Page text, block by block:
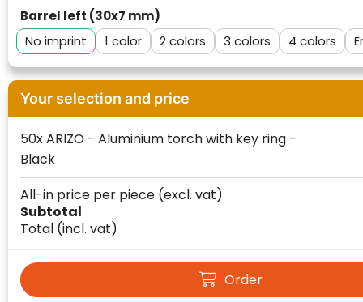
Barrel left (30x7 mm)
No imprint
1 2 3 4
Your selection and price
50x ARIZO - Aluminium torch with key ring -
Black
Subtotal
Total (incl. vat)
All-in price per piece (excl. vat)
Order
Klantenbeoordelingen laten zien hoe een
van klanten voldoet.
Trustindex werkt samen met 137
beoordelingsplatforms om
echte, geverifieerde beoordelingen op één
klanttevredenheid op basis van
beoordelingen. Minder dan 1% van de